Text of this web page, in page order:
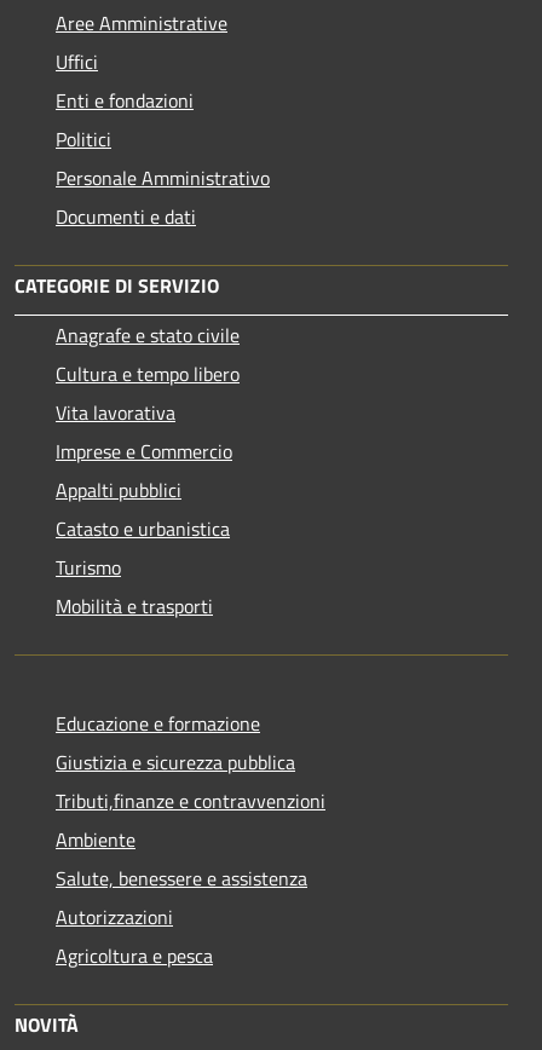
Aree Amministrative
Uffici
Enti e fondazioni
Politici
Personale Amministrativo
Documenti e dati
CATEGORIE DI SERVIZIO
Anagrafe e stato civile
Cultura e tempo libero
Vita lavorativa
Imprese e Commercio
Appalti pubblici
Catasto e urbanistica
Turismo
Mobilità e trasporti
Educazione e formazione
Giustizia e sicurezza pubblica
Tributi,finanze e contravvenzioni
Ambiente
Salute, benessere e assistenza
Autorizzazioni
Agricoltura e pesca
NOVITÀ